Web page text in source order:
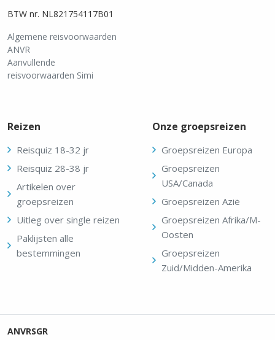
BTW nr. NL821754117B01
Algemene reisvoorwaarden
ANVR
Aanvullende
reisvoorwaarden Simi
Reizen
Reisquiz 18-32 jr
Reisquiz 28-38 jr
Artikelen over
groepsreizen
Uitleg over single reizen
Paklijsten alle
bestemmingen
Onze groepsreizen
Groepsreizen Europa
Groepsreizen
USA/Canada
Groepsreizen Azië
Groepsreizen Afrika/M-
Oosten
Groepsreizen
Zuid/Midden-Amerika
ANVRSGR